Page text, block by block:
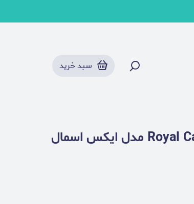
سبد خرید
غذای خشک توله سگ رویال کنین Royal Canin مدل ایکس اسمال